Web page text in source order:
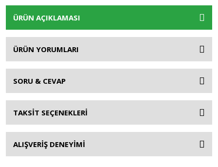
ÜRÜN AÇIKLAMASI
ÜRÜN YORUMLARI
SORU & CEVAP
TAKSİT SEÇENEKLERİ
ALIŞVERİŞ DENEYİMİ